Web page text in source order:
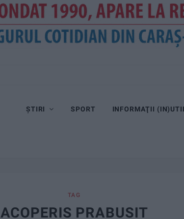
ȘTIRI SPORT INFORMAŢII
TAG
ACOPERIS PRABUSIT